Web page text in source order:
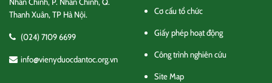
Thanh Xuân, TP Hà Nội.
(024) 7109 6699
info@vienyduocdantoc.org.vn
Cơ cấu tổ chức
Giấy phép hoạt động
Công trình nghiên cứu
Site Map